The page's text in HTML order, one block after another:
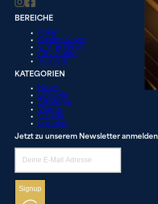
BEREICHE
Poker
Casino News
Online News
City Guide
Turniere
KATEGORIEN
News
Lifestyle
Strategie
Videos
Galerie
Liveblog
Jetzt zu unserem Newsletter anmelden
Signup